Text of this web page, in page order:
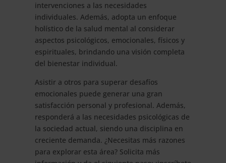
intervenciones a las necesidades
individuales. Además, adopta un enfoque
holístico de la salud mental al considerar
aspectos psicológicos, emocionales, físicos y
espirituales, brindando una visión completa
del bienestar individual.
Asistir a otros para superar desafíos
emocionales puede generar una gran
satisfacción personal y profesional. Además,
responderá a las necesidades psicológicas de
la sociedad actual, siendo una disciplina en
creciente demanda. ¿Necesitas más razones
para explorar esta área? Solicita más